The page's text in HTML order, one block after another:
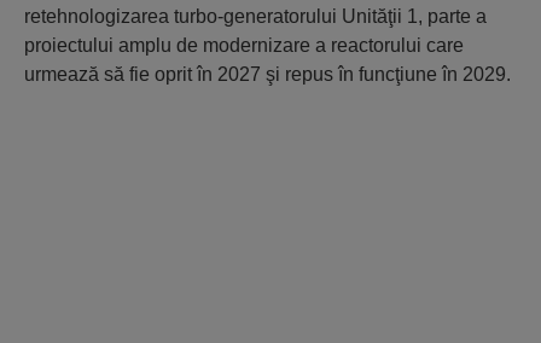
retehnologizarea turbo-generatorului Unităţii 1, parte a
proiectului amplu de modernizare a reactorului care
urmează să fie oprit în 2027 şi repus în funcţiune în 2029.